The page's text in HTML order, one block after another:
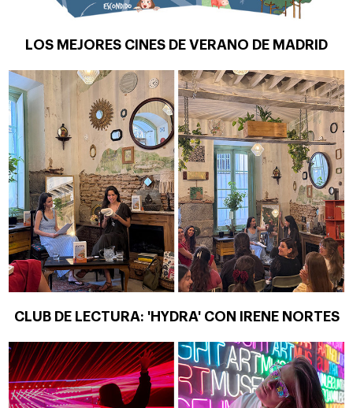
LOS MEJORES CINES DE VERANO DE MADRID
CLUB DE LECTURA: 'HYDRA' CON IRENE NORTES